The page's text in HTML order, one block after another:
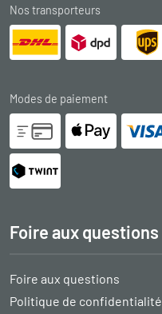
Nos transporteurs
Modes de paiement
Foire aux questions
Foire aux questions
Politique de confidentialité